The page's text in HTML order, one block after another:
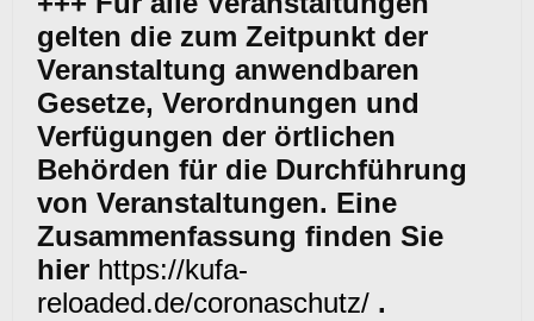
gelten die zum Zeitpunkt der
Veranstaltung anwendbaren
Gesetze, Verordnungen und
Verfügungen der örtlichen
Behörden für die Durchführung
von Veranstaltungen. Eine
Zusammenfassung finden Sie
hier https://kufa-
reloaded.de/coronaschutz/ .